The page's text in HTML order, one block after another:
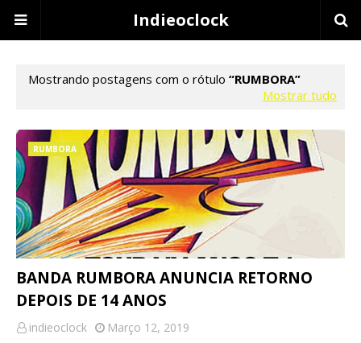
Indieoclock
Mostrando postagens com o rótulo
RUMBORA
Mostrar tudo
RUMBORA
BANDA RUMBORA ANUNCIA RETORNO
DEPOIS DE 14 ANOS
indieoclock
Março 12, 2019